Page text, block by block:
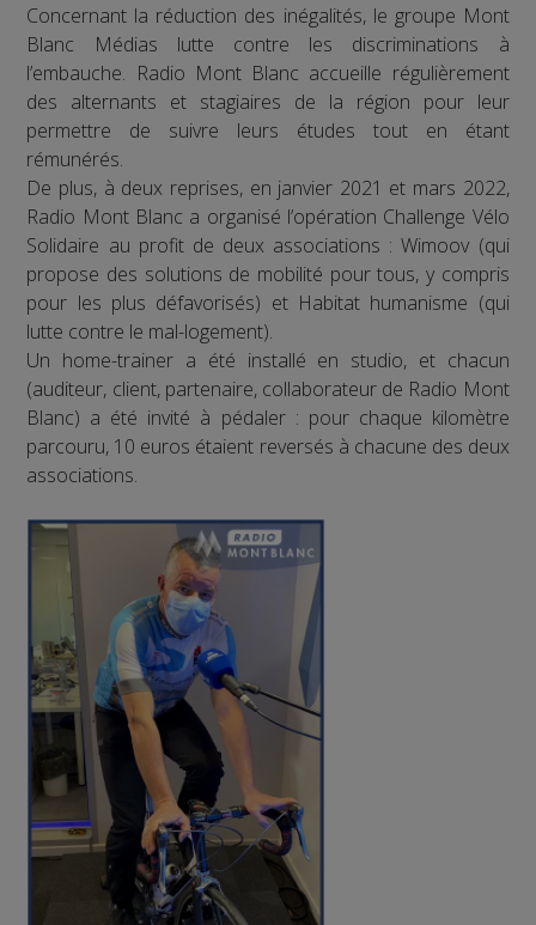
Concernant la réduction des inégalités, le groupe Mont
Blanc Médias lutte contre les discriminations à
l’embauche. Radio Mont Blanc accueille régulièrement
des alternants et stagiaires de la région pour leur
permettre de suivre leurs études tout en étant
rémunérés.
De plus, à deux reprises, en janvier 2021 et mars 2022,
Radio Mont Blanc a organisé l’opération Challenge Vélo
Solidaire au profit de deux associations : Wimoov (qui
propose des solutions de mobilité pour tous, y compris
pour les plus défavorisés) et Habitat humanisme (qui
lutte contre le mal-logement).
Un home-trainer a été installé en studio, et chacun
(auditeur, client, partenaire, collaborateur de Radio Mont
Blanc) a été invité à pédaler : pour chaque kilomètre
parcouru, 10 euros étaient reversés à chacune des deux
associations.